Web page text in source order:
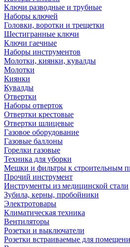
Ключи разводные и трубные
Наборы ключей
Головки, воротки и трещетки
Шестигранные ключи
Ключи гаечные
Наборы инструментов
Молотки, киянки, кувалды
Молотки
Киянки
Кувалды
Отвертки
Наборы отверток
Отвертки крестовые
Отвертки шлицевые
Газовое оборудование
Газовые баллоны
Горелки газовые
Техника для уборки
Мешки и фильтры к строительным
Прочий инструмент
Инструменты из медицинской стали
Зубила, керны, пробойники
Электротовары
Климатическая техника
Вентиляторы
Розетки и выключатели
Розетки встраиваемые для